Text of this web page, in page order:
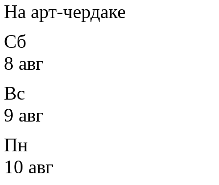
На арт-чердаке
Сб
8 авг
Вс
9 авг
Пн
10 авг